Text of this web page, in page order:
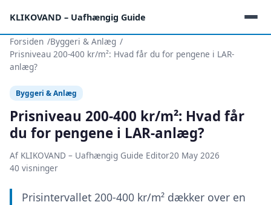
KLIKOVAND – Uafhængig Guide
Forsiden
Byggeri & Anlæg
Prisniveau 200-400 kr/m²: Hvad får du for pengene i LAR-
anlæg?
Byggeri & Anlæg
Prisniveau 200-400 kr/m²: Hvad får
du for pengene i LAR-anlæg?
Af KLIKOVAND – Uafhængig Guide Editor20 May 2026
40 visninger
Prisintervallet 200-400 kr/m² dækker over en